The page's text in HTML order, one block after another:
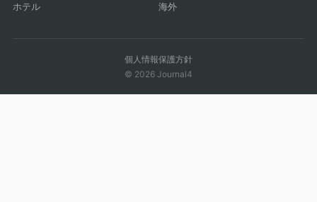
ホテル
海外
個人情報保護方針
© 2026 Journal4